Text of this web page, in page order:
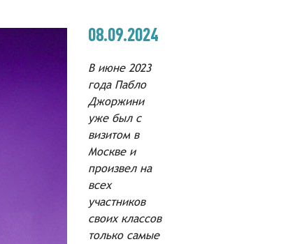
08.09.2024
В июне 2023
года Пабло
Джоржини
уже был с
визитом в
Москве и
произвел на
всех
участников
своих классов
только самые